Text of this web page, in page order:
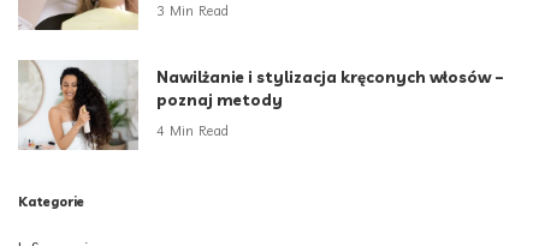
3 Min Read
Nawilżanie i stylizacja kręconych włosów –
poznaj metody
4 Min Read
Kategorie